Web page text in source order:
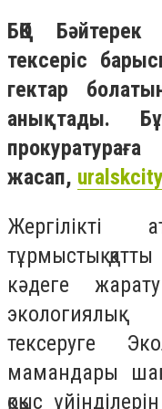
БҚО Бәйтерек
тексеріс
гектар
анықтады.
жасап,
Жергілікті
тұрмыстық
кәдеге
тексеруге
мамандары
қоқыс